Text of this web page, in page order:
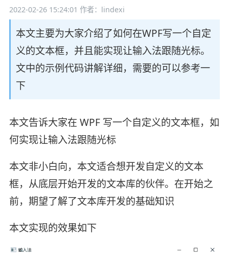
2022-02-26 15:24:01 作者：lindexi
本文主要为大家介绍了如何在WPF写一个自定
义的文本框，并且能实现让输入法跟随光标。
文中的示例代码讲解详细，需要的可以参考一
下
本文告诉大家在 WPF 写一个自定义的文本框，如
何实现让输入法跟随光标
本文非小白向，本文适合想开发自定义的文本
框，从底层开始开发的文本库的伙伴。在开始之
前，期望了解了文本库开发的基础知识
本文实现的效果如下